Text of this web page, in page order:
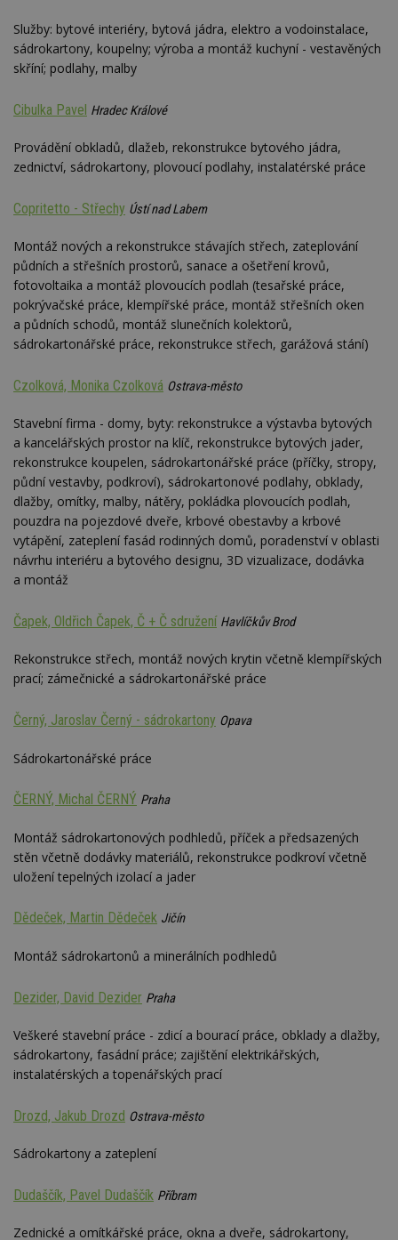
Služby: bytové interiéry, bytová jádra, elektro a vodoinstalace,
sádrokartony, koupelny; výroba a montáž kuchyní - vestavěných
skříní; podlahy, malby
Cibulka Pavel Hradec Králové
Provádění obkladů, dlažeb, rekonstrukce bytového jádra,
zednictví, sádrokartony, plovoucí podlahy, instalatérské práce
Copritetto - Střechy Ústí nad Labem
Montáž nových a rekonstrukce stávajích střech, zateplování
půdních a střešních prostorů, sanace a ošetření krovů,
fotovoltaika a montáž plovoucích podlah (tesařské práce,
pokrývačské práce, klempířské práce, montáž střešních oken
a půdních schodů, montáž slunečních kolektorů,
sádrokartonářské práce, rekonstrukce střech, garážová stání)
Czolková, Monika Czolková Ostrava-město
Stavební firma - domy, byty: rekonstrukce a výstavba bytových
a kancelářských prostor na klíč, rekonstrukce bytových jader,
rekonstrukce koupelen, sádrokartonářské práce (příčky, stropy,
půdní vestavby, podkroví), sádrokartonové podlahy, obklady,
dlažby, omítky, malby, nátěry, pokládka plovoucích podlah,
pouzdra na pojezdové dveře, krbové obestavby a krbové
vytápění, zateplení fasád rodinných domů, poradenství v oblasti
návrhu interiéru a bytového designu, 3D vizualizace, dodávka
a montáž
Čapek, Oldřich Čapek, Č + Č sdružení Havlíčkův Brod
Rekonstrukce střech, montáž nových krytin včetně klempířských
prací; zámečnické a sádrokartonářské práce
Černý, Jaroslav Černý - sádrokartony Opava
Sádrokartonářské práce
ČERNÝ, Michal ČERNÝ Praha
Montáž sádrokartonových podhledů, příček a předsazených
stěn včetně dodávky materiálů, rekonstrukce podkroví včetně
uložení tepelných izolací a jader
Dědeček, Martin Dědeček Jičín
Montáž sádrokartonů a minerálních podhledů
Dezider, David Dezider Praha
Veškeré stavební práce - zdicí a bourací práce, obklady a dlažby,
sádrokartony, fasádní práce; zajištění elektrikářských,
instalatérských a topenářských prací
Drozd, Jakub Drozd Ostrava-město
Sádrokartony a zateplení
Dudaščík, Pavel Dudaščík Příbram
Zednické a omítkářské práce, okna a dveře, sádrokartony,